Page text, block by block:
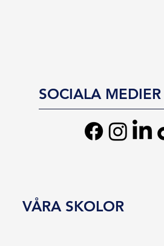
SOCIALA MEDIER
VÅRA SKOLOR